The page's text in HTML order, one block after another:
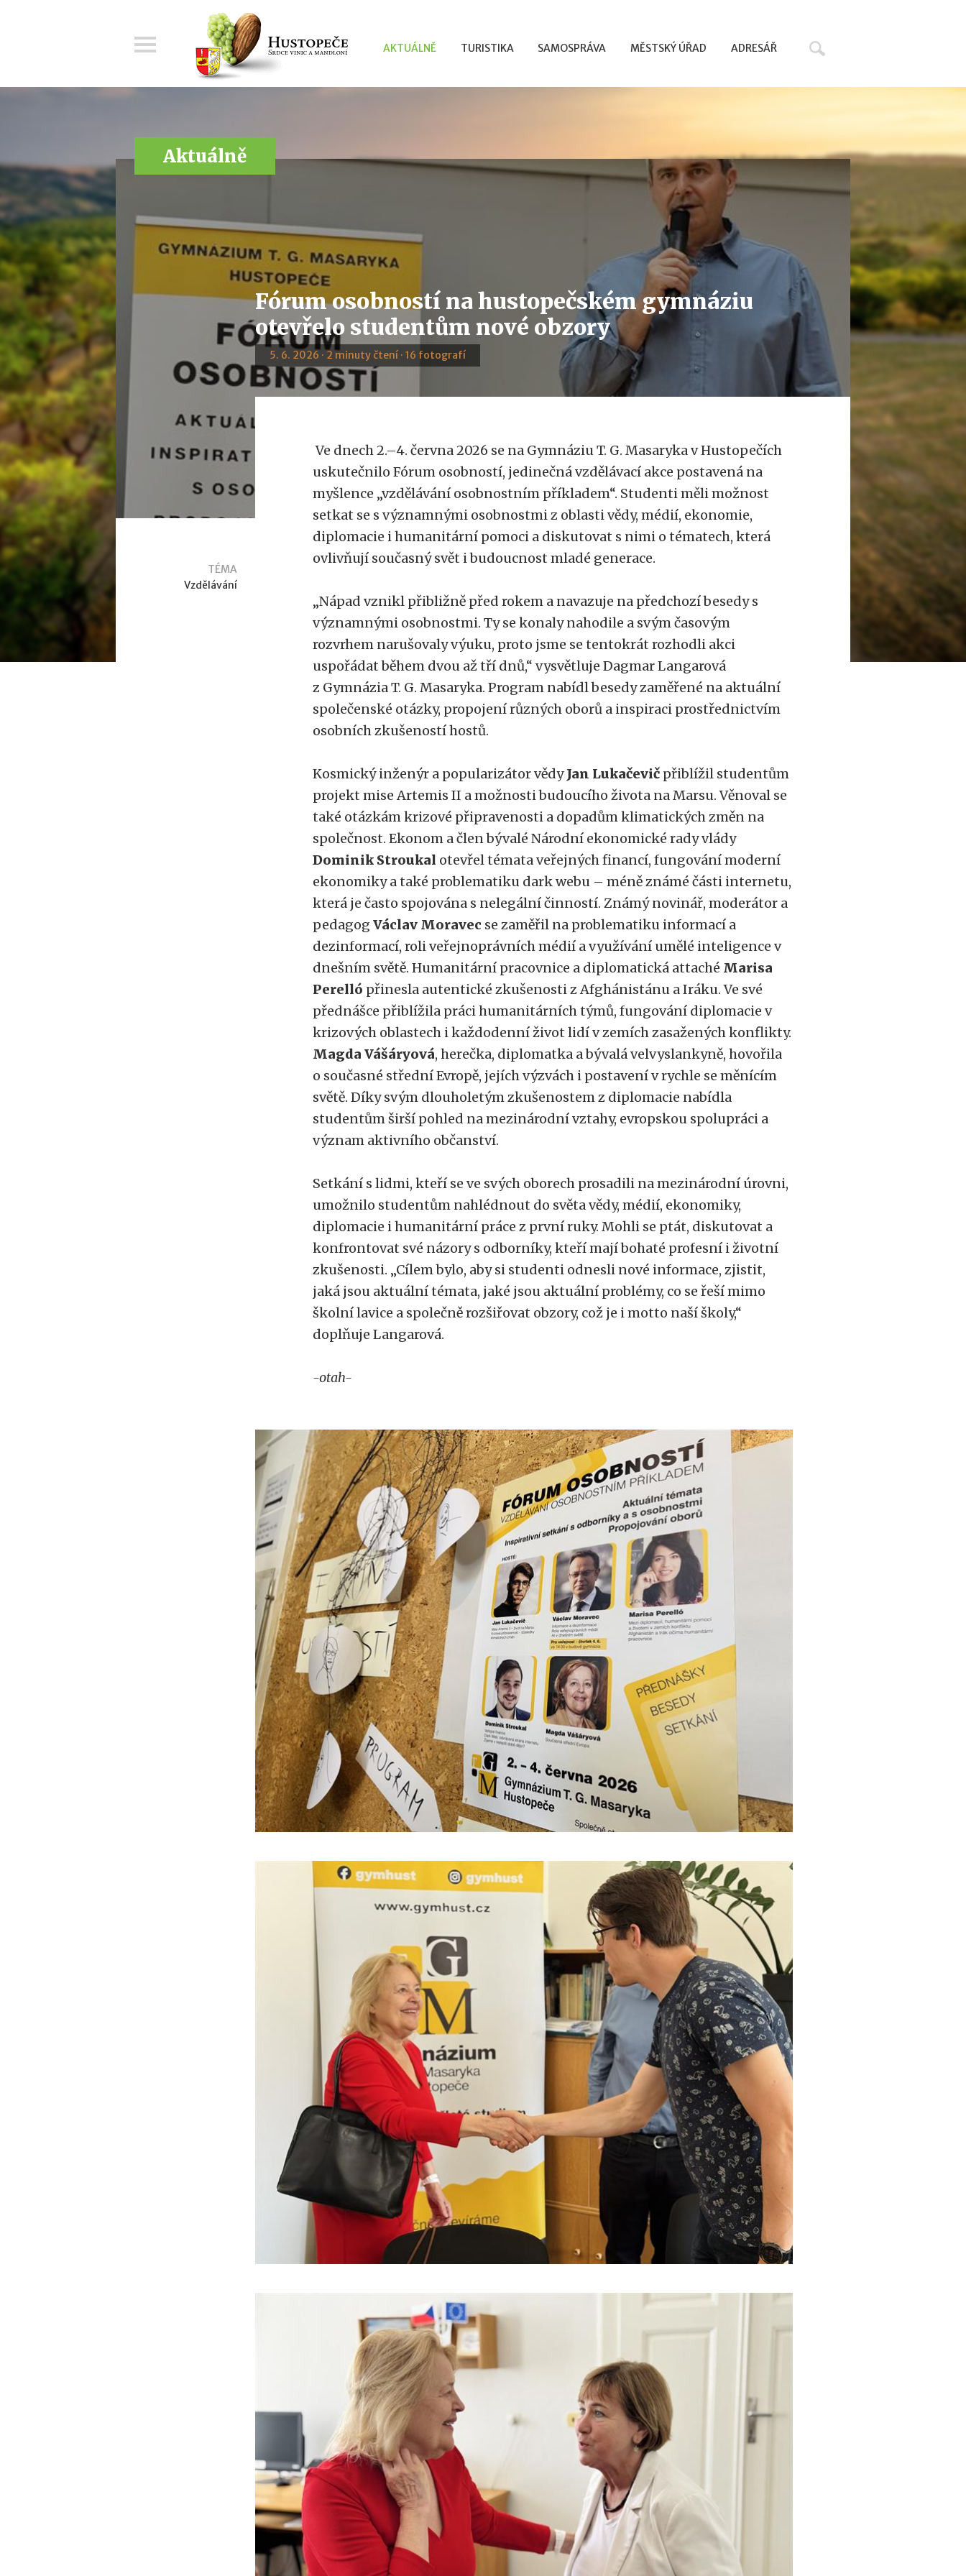
AKTUÁLNĚ TURISTIKA SAMOSPRÁVA MĚSTSKÝ ÚŘAD ADRESÁŘ
Aktuálně
Fórum osobností na hustopečském gymnáziu
otevřelo studentům nové obzory
5. 6. 2026 · 2 minuty čtení · 16 fotografí
TÉMA
Vzdělávání
Ve dnech 2.–4. června 2026 se na Gymnáziu T. G. Masaryka v Hustopečích
uskutečnilo Fórum osobností, jedinečná vzdělávací akce postavená na
myšlence „vzdělávání osobnostním příkladem“. Studenti měli možnost
setkat se s významnými osobnostmi z oblasti vědy, médií, ekonomie,
diplomacie i humanitární pomoci a diskutovat s nimi o tématech, která
ovlivňují současný svět i budoucnost mladé generace.
„Nápad vznikl přibližně před rokem a navazuje na předchozí besedy s
významnými osobnostmi. Ty se konaly nahodile a svým časovým
rozvrhem narušovaly výuku, proto jsme se tentokrát rozhodli akci
uspořádat během dvou až tří dnů,“ vysvětluje Dagmar Langarová
z Gymnázia T. G. Masaryka. Program nabídl besedy zaměřené na aktuální
společenské otázky, propojení různých oborů a inspiraci prostřednictvím
osobních zkušeností hostů.
Kosmický inženýr a popularizátor vědyJan Lukačevič přiblížil studentům
projekt mise Artemis II a možnosti budoucího života na Marsu. Věnoval se
také otázkám krizové připravenosti a dopadům klimatických změn na
společnost. Ekonom a člen bývalé Národní ekonomické rady vlády
Dominik Stroukal otevřel témata veřejných financí, fungování moderní
ekonomiky a také problematiku dark webu – méně známé části internetu,
která je často spojována s nelegální činností. Známý novinář, moderátor a
pedagogVáclav Moravec se zaměřil na problematiku informací a
dezinformací, roli veřejnoprávních médií a využívání umělé inteligence v
dnešním světě. Humanitární pracovnice a diplomatická attaché Marisa
Perelló přinesla autentické zkušenosti z Afghánistánu a Iráku. Ve své
přednášce přiblížila práci humanitárních týmů, fungování diplomacie v
krizových oblastech i každodenní život lidí v zemích zasažených konflikty.
Magda Vášáryová, herečka, diplomatka a bývalá velvyslankyně, hovořila
o současné střední Evropě, jejích výzvách i postavení v rychle se měnícím
světě. Díky svým dlouholetým zkušenostem z diplomacie nabídla
studentům širší pohled na mezinárodní vztahy, evropskou spolupráci a
význam aktivního občanství.
Setkání s lidmi, kteří se ve svých oborech prosadili na mezinárodní úrovni,
umožnilo studentům nahlédnout do světa vědy, médií, ekonomiky,
diplomacie i humanitární práce z první ruky. Mohli se ptát, diskutovat a
konfrontovat své názory s odborníky, kteří mají bohaté profesní i životní
zkušenosti. „Cílem bylo, aby si studenti odnesli nové informace, zjistit,
jaká jsou aktuální témata, jaké jsou aktuální problémy, co se řeší mimo
školní lavice a společně rozšiřovat obzory, což je i motto naší školy,“
doplňuje Langarová.
-otah-